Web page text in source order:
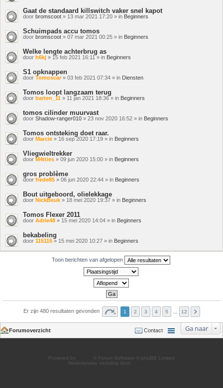
Gaat de standaard killswitch vaker snel kapot
door bromscoot » 13 mar 2021 17:20 » in Beginners
Schuimpads accu tomos
door bromscoot » 07 mar 2021 00:25 » in Beginners
Welke lengte achterbrug as
door h6kj » 15 feb 2021 16:11 » in Beginners
S1 opknappen
door Tomoscar» 03 feb 2021 07:34 » in Diensten
Tomos loopt langzaam terug
door barten_11 » 11 jan 2021 18:36 » in Beginners
tomos cilinder muurvast
door Shadow-ranger010 » 23 nov 2020 16:52 » in Beginners
Tomos ontsteking doet raar.
door Marcie » 16 sep 2020 17:19 » in Beginners
Vliegwieltrekker
door M4tties » 09 jun 2020 15:00 » in Beginners
gros problème
door frede85 » 06 jun 2020 22:44 » in Beginners
Bout uitgeboord, olielekkage
door NickBeuk » 18 mei 2020 19:37 » in Beginners
Tomos Flexer 2011
door Adrie48 » 15 mei 2020 14:04 » in Beginners
bekabeling
door 115116» 15 mei 2020 10:27 » in Beginners
Toon berichten van afgelopen
Er zijn 480 resultaten gevonden 1 2 3 4 5 12
Ga naar
Forumoverzicht Contact
Powered by
® Forum Software © phpBB Limited
Nederlandse vertaling door